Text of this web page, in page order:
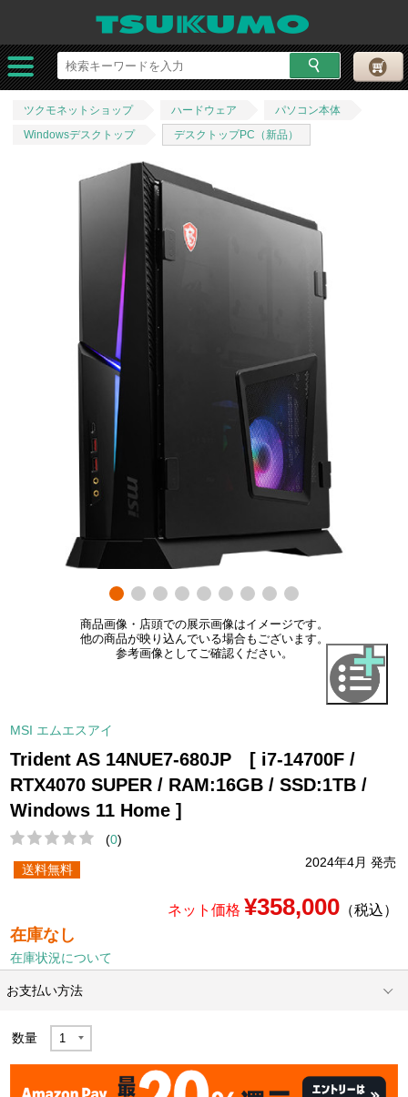
ツクモネットショップ ハードウェア
パソコン本体
Windowsデスクトップ
デスクトップPC（新品）
商品画像・店頭での展示画像はイメージです。
他の商品が映り込んでいる場合もございます。
参考画像としてご確認ください。
MSI エムエスアイ
Trident AS 14NUE7-680JP [ i7-14700F /
RTX4070 SUPER / RAM:16GB / SSD:1TB /
Windows 11 Home ]
(0)
2024年4月 発売
送料無料
ネット価格 ¥358,000（税込）
在庫なし
在庫状況について
お支払い方法
数量